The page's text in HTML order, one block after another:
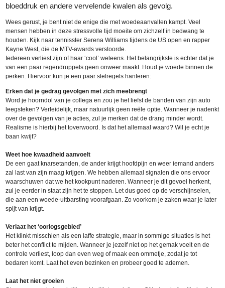
bloeddruk en andere vervelende kwalen als gevolg.
Wees gerust, je bent niet de enige die met woedeaanvallen kampt. Veel
mensen hebben in deze stressvolle tijd moeite om zichzelf in bedwang te
houden. Kijk naar tennisster Serena Williams tijdens de US open en rapper
Kayne West, die de MTV-awards verstoorde.
Iedereen verliest zijn of haar ‘cool’ weleens. Het belangrijkste is echter dat je
van een paar regendruppels geen onweer maakt. Houd je woede binnen de
perken. Hiervoor kun je een paar stelregels hanteren:
Erken dat je gedrag gevolgen met zich meebrengt
Word je hoorndol van je collega en zou je het liefst de banden van zijn auto
leegsteken? Verleidelijk, maar natuurlijk geen reële optie. Wanneer je nadenkt
over de gevolgen van je acties, zul je merken dat de drang minder wordt.
Realisme is hierbij het toverwoord. Is dat het allemaal waard? Wil je echt je
baan kwijt?
Weet hoe kwaadheid aanvoelt
De een gaat knarsetanden, de ander krijgt hoofdpijn en weer iemand anders
zal last van zijn maag krijgen. We hebben allemaal signalen die ons ervoor
waarschuwen dat we het kookpunt naderen. Wanneer je dit gevoel herkent,
zul je eerder in staat zijn het te stoppen. Let dus goed op de verschijnselen,
die aan een woede-uitbarsting voorafgaan. Zo voorkom je zaken waar je later
spijt van krijgt.
Verlaat het ‘oorlogsgebied’
Het klinkt misschien als een laffe strategie, maar in sommige situaties is het
beter het conflict te mijden. Wanneer je jezelf niet op het gemak voelt en de
controle verliest, loop dan even weg of maak een ommetje, zodat je tot
bedaren komt. Laat het even bezinken en probeer goed te ademen.
Laat het niet groeien